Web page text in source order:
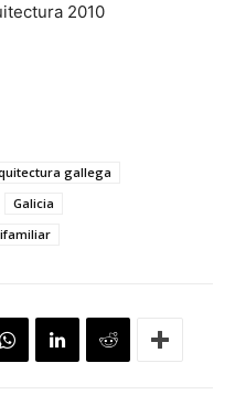
2010
gallega
Galicia